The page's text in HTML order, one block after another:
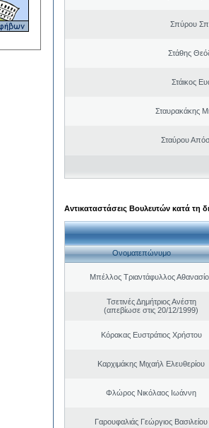
Σπύρου
Στάθης
Στάικος
Σταυρακάκης
Σταύρου
Αντικαταστάσεις Βουλευτών κατά τη
Ονοματεπώνυμο
Μπέλλος Τριαντάφυλλος
Τσετινές Δημήτριος Ανέστη
(απεβίωσε στις 20/12/1999)
Κόρακας Ευστράτιος Χρήστου
Καρχιμάκης Μιχαήλ Ελευθερίου
Φλώρος Νικόλαος Ιωάννη
Γαρουφαλιάς Γεώργιος Βασιλείου